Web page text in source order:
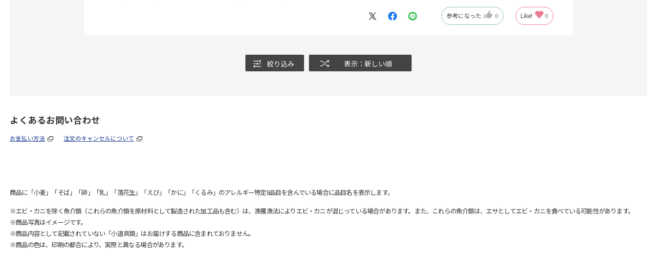
参考になった 0 Like! 0
絞り込み 表示：新しい順
よくあるお問い合わせ
お支払い方法 注文のキャンセルについて
商品に「小麦」「そば」「卵」「乳」「落花生」「えび」「かに」「くるみ」のアレルギー特定8品目を含んでいる場合に品目名を表示します。
※エビ・カニを除く魚介類（これらの魚介類を原材料として製造された加工品も含む）は、漁獲漁法によりエビ・カニが混じっている場合があります。また、これらの魚介類は、エサとしてエビ・カニを食べている可能性があります。
※商品写真はイメージです。
※商品内容として記載されていない「小道具類」はお届けする商品に含まれておりません。
※商品の色は、印刷の都合により、実際と異なる場合があります。